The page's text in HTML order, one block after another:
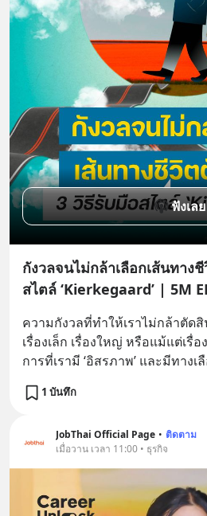
ฟังเลย
กังวลจนไม่กล้าเลือกเส้นทาง
สไตล์ ‘Kierkegaard’ | 5M
ความกังวลที่ทำให้เราไม่กล้าตัดสิ
เรื่องเล็ก เรื่องใหญ่ หรือแม้แต่เรื่
การที่เรามี ‘อิสรภาพ’ และมีทางเ
1 บันทึก
JobThai Official Page • ติดตาม
เมื่อวาน เวลา 11:00 • ธุรกิจ